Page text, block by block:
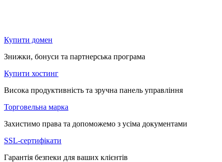
Купити домен
Знижки, бонуси та партнерська програма
Купити хостинг
Висока продуктивність та зручна панель управління
Торговельна марка
Захистимо права та допоможемо з усіма документами
SSL-сертифікати
Гарантія безпеки для ваших клієнтів